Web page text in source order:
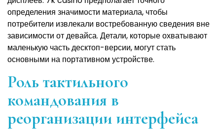
определения значимости материала, чтобы
потребители извлекали востребованную сведения вне
зависимости от девайса. Детали, которые охватывают
маленькую часть десктоп-версии, могут стать
основными на портативном устройстве.
Роль тактильного
командования в
реорганизации интерфейса